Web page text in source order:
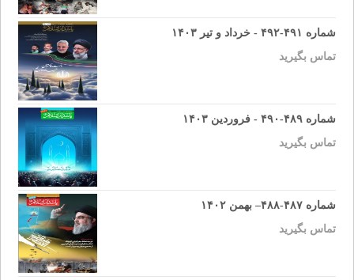
شماره ۴۹۱-۴۹۲ - خرداد و تیر ۱۴۰۳
تماس بگیرید
شماره ۴۸۹-۴۹۰ - فروردین ۱۴۰۳
تماس بگیرید
شماره ۴۸۷-۴۸۸– بهمن ۱۴۰۲
تماس بگیرید